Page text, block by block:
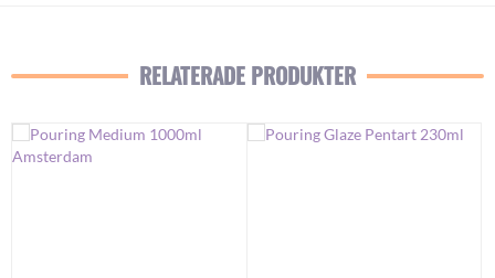
RELATERADE PRODUKTER